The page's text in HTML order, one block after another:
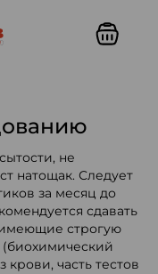
не
натощак. Следует
за месяц до
сдавать
строгую
(биохимический
часть тестов